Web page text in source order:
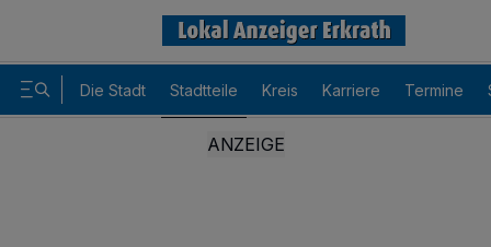
Die Stadt Stadtteile Kreis Karriere Termine